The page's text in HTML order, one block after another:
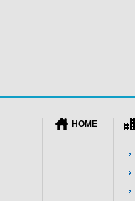
HOME